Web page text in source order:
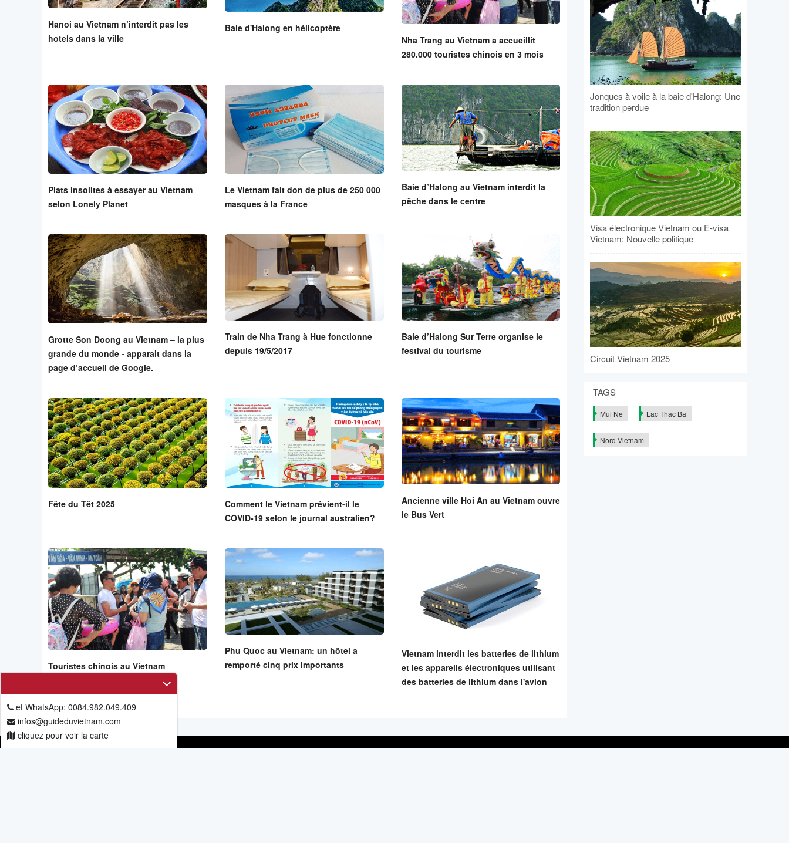
Hanoi au Vietnam n’interdit pas les
hotels dans la ville
Baie d'Halong en hélicoptère
Nha Trang au Vietnam a accueillit
280.000 touristes chinois en 3 mois
Plats insolites à essayer au Vietnam
selon Lonely Planet
Le Vietnam fait don de plus de 250 000
masques à la France
Baie d’Halong au Vietnam interdit la
pêche dans le centre
Grotte Son Doong au Vietnam – la plus
grande du monde - apparait dans la
page d’accueil de Google.
Train de Nha Trang à Hue fonctionne
depuis 19/5/2017
Baie d’Halong Sur Terre organise le
festival du tourisme
Fête du Têt 2025
Comment le Vietnam prévient-il le
COVID-19 selon le journal australien?
Ancienne ville Hoi An au Vietnam ouvre
le Bus Vert
Touristes chinois au Vietnam
Phu Quoc au Vietnam: un hôtel a
remporté cinq prix importants
Vietnam interdit les batteries de lithium
et les appareils électroniques utilisant
des batteries de lithium dans l'avion
Jonques à voile à la baie d'Halong: Une
tradition perdue
Visa électronique Vietnam ou E-visa
Vietnam: Nouvelle politique
Circuit Vietnam 2025
TAGS
Mui Ne Lac Thac Ba
Nord Vietnam
et WhatsApp: 0084.982.049.409
infos@guideduvietnam.com
cliquez pour voir la carte